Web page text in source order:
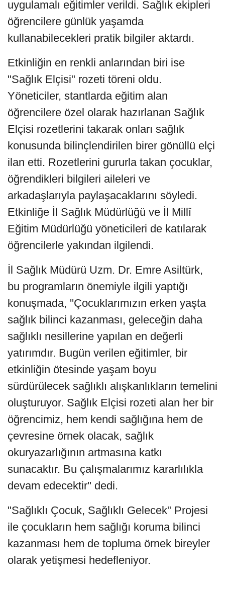
uygulamalı eğitimler verildi. Sağlık ekipleri
öğrencilere günlük yaşamda
kullanabilecekleri pratik bilgiler aktardı.
Etkinliğin en renkli anlarından biri ise
"Sağlık Elçisi" rozeti töreni oldu.
Yöneticiler, stantlarda eğitim alan
öğrencilere özel olarak hazırlanan Sağlık
Elçisi rozetlerini takarak onları sağlık
konusunda bilinçlendirilen birer gönüllü elçi
ilan etti. Rozetlerini gururla takan çocuklar,
öğrendikleri bilgileri aileleri ve
arkadaşlarıyla paylaşacaklarını söyledi.
Etkinliğe İl Sağlık Müdürlüğü ve İl Millî
Eğitim Müdürlüğü yöneticileri de katılarak
öğrencilerle yakından ilgilendi.
İl Sağlık Müdürü Uzm. Dr. Emre Asiltürk,
bu programların önemiyle ilgili yaptığı
konuşmada, ''Çocuklarımızın erken yaşta
sağlık bilinci kazanması, geleceğin daha
sağlıklı nesillerine yapılan en değerli
yatırımdır. Bugün verilen eğitimler, bir
etkinliğin ötesinde yaşam boyu
sürdürülecek sağlıklı alışkanlıkların temelini
oluşturuyor. Sağlık Elçisi rozeti alan her bir
öğrencimiz, hem kendi sağlığına hem de
çevresine örnek olacak, sağlık
okuryazarlığının artmasına katkı
sunacaktır. Bu çalışmalarımız kararlılıkla
devam edecektir'' dedi.
"Sağlıklı Çocuk, Sağlıklı Gelecek" Projesi
ile çocukların hem sağlığı koruma bilinci
kazanması hem de topluma örnek bireyler
olarak yetişmesi hedefleniyor.